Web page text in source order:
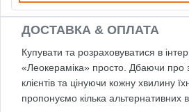
ДОСТАВКА & ОПЛАТА
Купувати та розраховуватися в
«Леокераміка» просто. Дбаючи про
клієнтів та цінуючи кожну хвилину
пропонуємо кілька альтернативних